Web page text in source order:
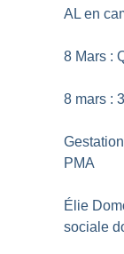
AL en
8 Mars :
8 mars :
PMA
Élie
sociale